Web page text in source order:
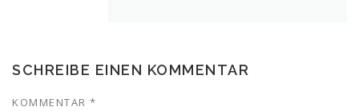
SCHREIBE EINEN KOMMENTAR
KOMMENTAR *